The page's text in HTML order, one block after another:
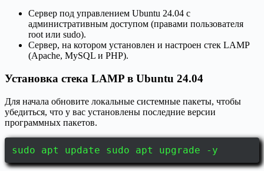
Сервер под управлением Ubuntu 24.04 с
административным доступом (правами пользователя
root или sudo).
Сервер, на котором установлен и настроен стек LAMP
(Apache, MySQL и PHP).
Установка стека LAMP в Ubuntu 24.04
Для начала обновите локальные системные пакеты, чтобы
убедиться, что у вас установлены последние версии
программных пакетов.
sudo apt update sudo apt upgrade -y